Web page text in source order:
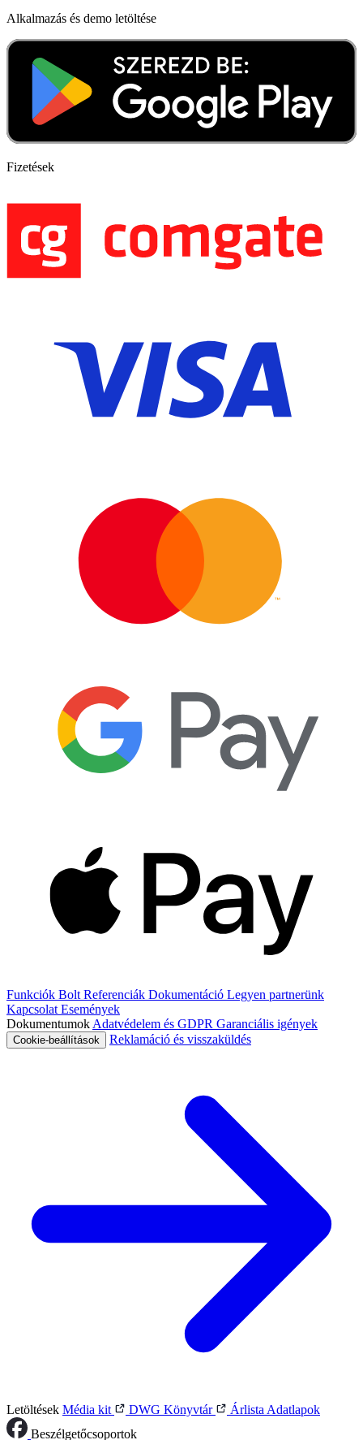
Alkalmazás és demo letöltése
Fizetések
Funkciók BoltReferenciák Dokumentáció Legyen partnerünk
KapcsolatEsemények
DokumentumokAdatvédelem és GDPR Garanciális igények
Cookie-beállítások Reklamáció és visszaküldés
Letöltések Média kit DWG Könyvtár ÁrlistaAdatlapok
Beszélgetőcsoportok